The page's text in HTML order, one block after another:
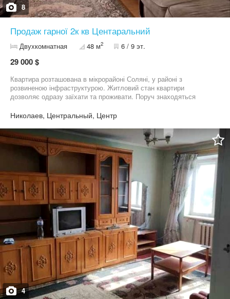
8
Продаж гарної 2к кв Центаральний
Двухкомнатная 48 м2 6 / 9 эт.
29 000 $
Квартира розташована в мікрорайоні Соляні, у районі з
розвиненою інфраструктурою. Житловий стан квартири
дозволяє одразу заїхати та проживати. Поруч знаходяться
та все необхідне для комфортного життя. До центральної
частини Миколаєва, вулиць Соборна, Пушкінська, Адміральська
та Маріупольська близько 10 хвилин на автомобілі.
Николаев, Центральный, Центр
4